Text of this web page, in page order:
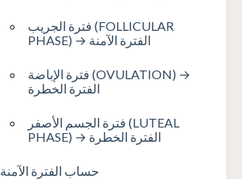
فترة الجريب (FOLLICULAR
PHASE) → الفترة الآمنة
فترة الإباضة (OVULATION) →
الفترة الخطرة
فترة الجسم الأصفر (LUTEAL
PHASE) → الفترة الخطرة
حساب الفترة الآمنة